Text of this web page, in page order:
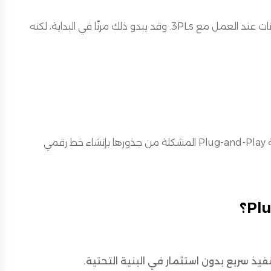
لا تزال بعض الشركات تعتمد على تكاملات مخصصة أو تحميل يدوي للبيانات عند العمل مع 3PLs. وقد يبدو ذلك مرنًا في البداية، لكنه
كلما توسعت الشركة، أصبحت هذه الفجوات عبئًا حقيقيًا. وهنا تحل أنظمة Plug-and-Play المشكلة من جذورها بإنشاء خط رقمي